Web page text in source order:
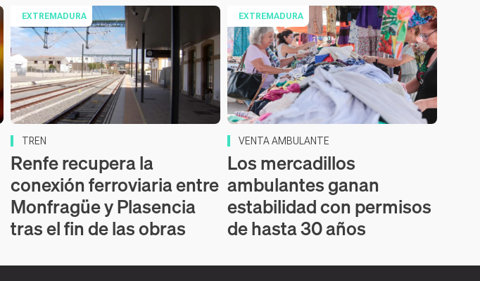
EXTREMADURA
TREN
Renfe recupera la
conexión ferroviaria entre
Monfragüe y Plasencia
tras el fin de las obras
EXTREMADURA
VENTA AMBULANTE
Los mercadillos
ambulantes ganan
estabilidad con permisos
de hasta 30 años